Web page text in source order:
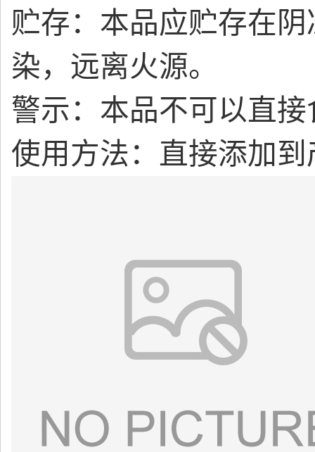
贮存：本品应贮存在
染，远离火源。
警示：本品不可以直
使用方法：直接添加